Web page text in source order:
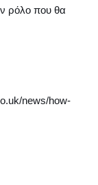
ρόλο που θα
news/how-